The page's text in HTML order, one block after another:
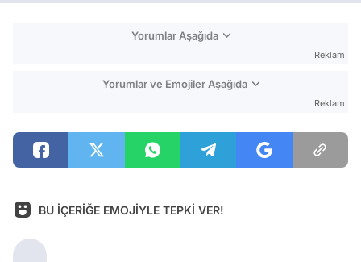
Yorumlar Aşağıda
Reklam
Yorumlar ve Emojiler Aşağıda
Reklam
BU İÇERİĞE EMOJİYLE TEPKİ VER!